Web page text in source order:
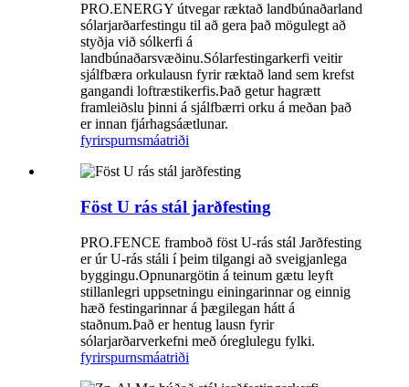
PRO.ENERGY útvegar ræktað landbúnaðarland
sólarjarðarfestingu til að gera það mögulegt að
styðja við sólkerfi á
landbúnaðarsvæðinu.Sólarfestingarkerfi veitir
sjálfbæra orkulausn fyrir ræktað land sem krefst
gangandi loftræstikerfis.Það getur hagrætt
framleiðslu þinni á sjálfbærri orku á meðan það
er innan fjárhagsáætlunar.
fyrirspurnsmáatriði
Föst U rás stál jarðfesting
PRO.FENCE framboð föst U-rás stál Jarðfesting
er úr U-rás stáli í þeim tilgangi að sveigjanlega
byggingu.Opnunargötin á teinum gætu leyft
stillanlegri uppsetningu einingarinnar og einnig
hæð festingarinnar á þægilegan hátt á
staðnum.Það er hentug lausn fyrir
sólarjarðarverkefni með óreglulegu fylki.
fyrirspurnsmáatriði